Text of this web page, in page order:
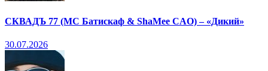
СКВАДЪ 77 (МС Батискаф & ShaMee CAO) – «Дикий»
30.07.2026